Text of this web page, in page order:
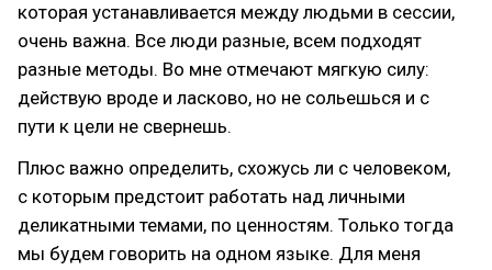
которая устанавливается между людьми в сессии,
очень важна. Все люди разные, всем подходят
разные методы. Во мне отмечают мягкую силу:
действую вроде и ласково, но не сольешься и с
пути к цели не свернешь.
Плюс важно определить, схожусь ли с человеком,
с которым предстоит работать над личными
деликатными темами, по ценностям. Только тогда
мы будем говорить на одном языке. Для меня